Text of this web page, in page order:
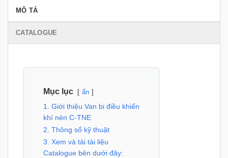
MÔ TẢ
CATALOGUE
Mục lục ẩn
1. Giới thiệu Van bi điều khiển
khí nén C-TNE
2. Thông số kỹ thuật
3. Xem và tải tài liệu
Catalogue bên dưới đây: